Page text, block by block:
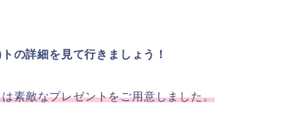
の詳細を見て行きましょう！
素敵なプレゼントをご用意しました。